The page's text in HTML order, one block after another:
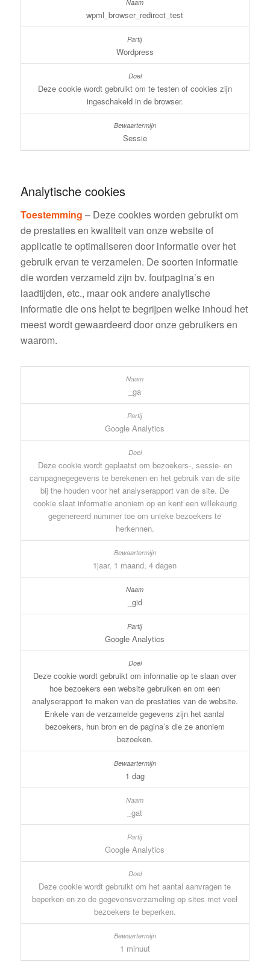
wpml_browser_redirect_test
Wordpress
Deze cookie wordt gebruikt om te testen of cookies zijn
ingeschakeld in de browser.
Sessie
Analytische cookies
Toestemming – Deze cookies worden gebruikt om
de prestaties en kwaliteit van onze website of
applicatie te optimaliseren door informatie over het
gebruik ervan te verzamelen. De soorten informatie
die worden verzameld zijn bv. foutpagina’s en
laadtijden, etc., maar ook andere analytische
informatie die ons helpt te begrijpen welke inhoud het
meest wordt gewaardeerd door onze gebruikers en
waarom.
_ga
Google Analytics
Deze cookie wordt geplaatst om bezoekers-, sessie- en
campagnegegevens te berekenen en het gebruik van de site
bij the houden voor het analyserapport van de site. De
cookie slaat informatie anoniem op en kent een willekeurig
gegenereerd nummer toe om unieke bezoekers te
herkennen.
1jaar, 1 maand, 4 dagen
_gid
Google Analytics
Deze cookie wordt gebruikt om informatie op te slaan over
hoe bezoekers een website gebruiken en om een
analyserapport te maken van de prestaties van de website.
Enkele van de verzamelde gegevens zijn het aantal
bezoekers, hun bron en de pagina’s die ze anoniem
bezoeken.
1 dag
_gat
Google Analytics
Deze cookie wordt gebruikt om het aantal aanvragen te
beperken en zo de gegevensverzameling op sites met veel
bezoekers te beperken.
1 minuut